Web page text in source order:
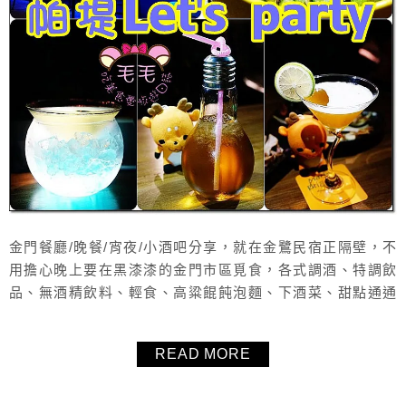
金門餐廳/晚餐/宵夜/小酒吧分享，就在金鷺民宿正隔壁，不
用擔心晚上要在黑漆漆的金門市區覓食，各式調酒、特調飲
品、無酒精飲料、輕食、高粱餛飩泡麵、下酒菜、甜點通通
READ MORE